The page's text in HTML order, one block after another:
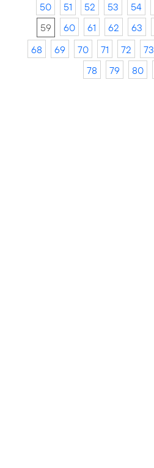
50
51 52 53 54
59
60 61 62 63
68
69 70 71 72 73
78
79 80